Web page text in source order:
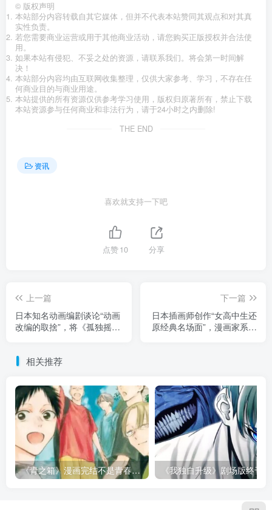
© 版权声明
本站部分内容转载自其它媒体，但并不代表本站赞同其观点和对其真
实性负责。
若您需要商业运营或用于其他商业活动，请您购买正版授权并合法使
用。
如果本站有侵犯、不妥之处的资源，请联系我们。将会第一时间解
决！
本站部分内容均由互联网收集整理，仅供大家参考、学习，不存在任
何商业目的与商业用途。
本站提供的所有资源仅供参考学习使用，版权归原著所有，禁止下载
本站资源参与任何商业和非法行为，请于24小时之内删除!
THE END
资讯
喜欢就支持一下吧
点赞10 分享
上一篇
日本知名动画编剧谈论“动画
改编的取捨”，将《孤独摇
不满！
下一篇
日本插画师创作“女高中生还
原经典名场面”，漫画家系列
相关推荐
《青之箱》漫画完结不是青春散场！大喜和千夏的慢热告白，留住了最难得的心动！